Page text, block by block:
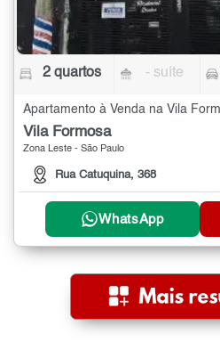
2 quartos - suíte
Apartamento à Venda na Vila
Vila Formosa
Zona Leste - São Paulo
Rua Catuquina, 368
WhatsApp